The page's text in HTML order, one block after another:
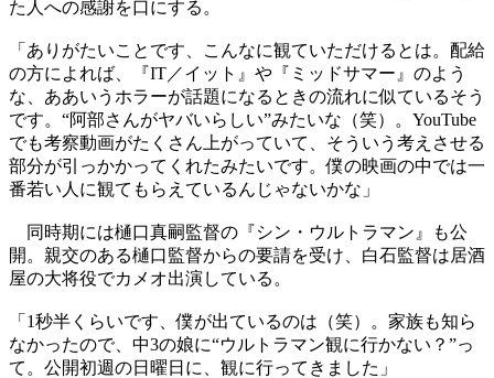
た人への感謝を口にする。
「ありがたいことです、こんなに観ていただけるとは。配給
の方によれば、『IT／イット』や『ミッドサマー』のよう
な、ああいうホラーが話題になるときの流れに似ているそう
です。“阿部さんがヤバいらしい”みたいな（笑）。YouTube
でも考察動画がたくさん上がっていて、そういう考えさせる
部分が引っかかってくれたみたいです。僕の映画の中では一
番若い人に観てもらえているんじゃないかな」
同時期には樋口真嗣監督の『シン・ウルトラマン』も公
開。親交のある樋口監督からの要請を受け、白石監督は居酒
屋の大将役でカメオ出演している。
「1秒半くらいです、僕が出ているのは（笑）。家族も知ら
なかったので、中3の娘に“ウルトラマン観に行かない？”っ
て。公開初週の日曜日に、観に行ってきました」